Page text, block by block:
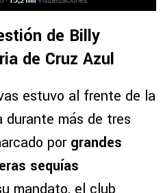
de Billy
de Cruz Azul
estuvo al frente de la
más de tres